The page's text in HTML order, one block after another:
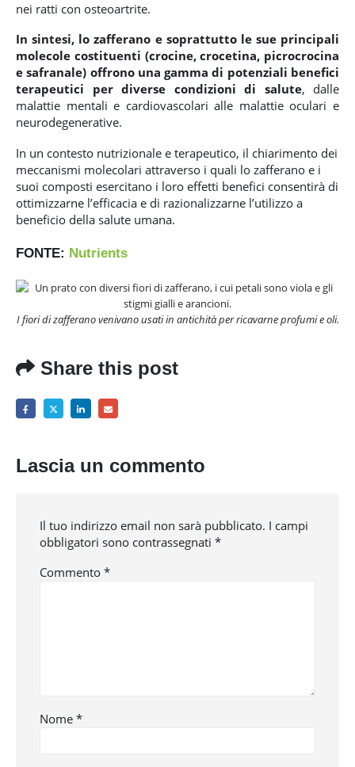
nei ratti con osteoartrite.
In sintesi, lo zafferano e soprattutto le sue principali
molecole costituenti (crocine, crocetina, picrocrocina
e safranale) offrono una gamma di potenziali benefici
terapeutici per diverse condizioni di salute, dalle
malattie mentali e cardiovascolari alle malattie oculari e
neurodegenerative.
In un contesto nutrizionale e terapeutico, il chiarimento dei
meccanismi molecolari attraverso i quali lo zafferano e i
suoi composti esercitano i loro effetti benefici consentirà di
ottimizzarne l’efficacia e di razionalizzarne l’utilizzo a
beneficio della salute umana.
FONTE: Nutrients
I fiori di zafferano venivano usati in antichità per ricavarne profumi e oli.
Share this post
Lascia un commento
Il tuo indirizzo email non sarà pubblicato. I campi
obbligatori sono contrassegnati *
Commento *
Nome *